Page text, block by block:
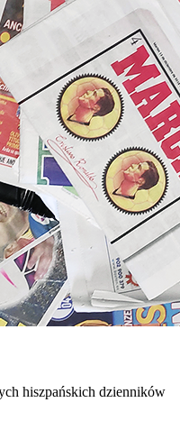
hiszpańskich dzienników